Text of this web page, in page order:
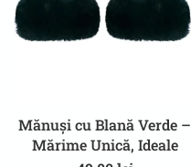
Mănuși cu Blană Verde –
Mărime Unică, Ideale